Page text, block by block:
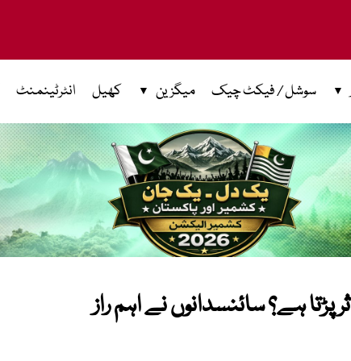
سوشل / فیکٹ چیک میگزین کھیل انٹرٹینمنٹ
ہے؟ سائنسدانوں نے اہم راز